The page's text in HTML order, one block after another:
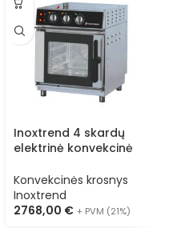
Inoxtrend 4 skardų
elektrinė konvekcinė
Konvekcinės krosnys
Inoxtrend
2768,00 € + PVM (21%)